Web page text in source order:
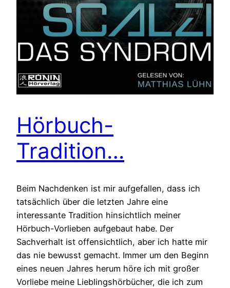
Hörbuch-
Tradition…
Beim Nachdenken ist mir aufgefallen, dass ich
tatsächlich über die letzten Jahre eine
interessante Tradition hinsichtlich meiner
Hörbuch-Vorlieben aufgebaut habe. Der
Sachverhalt ist offensichtlich, aber ich hatte mir
das nie bewusst gemacht. Immer um den Beginn
eines neuen Jahres herum höre ich mit großer
Vorliebe meine Lieblingshörbücher, die ich zum